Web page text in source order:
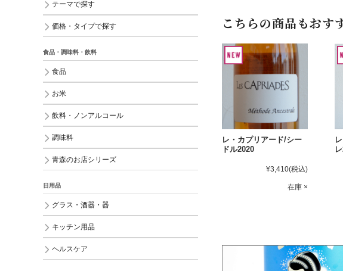
こちらの商品もおす
レ・カプリアード/シー
ドル2020
¥3,410(税込)
在庫 ×
テーマで探す
価格・タイプで探す
食品・調味料・飲料
食品
お米
飲料・ノンアルコール
調味料
青森のお店シリーズ
日用品
グラス・酒器・器
キッチン用品
ヘルスケア